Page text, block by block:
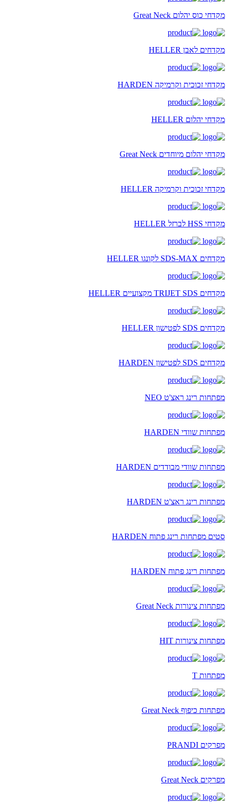
מקדחי כוס יהלום Great Neck
מקדחים לאבן HELLER
מקדחי זכוכית וקרמיקה HARDEN
מקדחי יהלום HELLER
מקדחי יהלום מיוחדים Great Neck
מקדחי זכוכית וקרמיקה HELLER
מקדחי HSS לברזל HELLER
מקדחים SDS-MAX לקונגו HELLER
מקדחים TRIJET SDS מקצועיים HELLER
מקדחים SDS לפטישון HELLER
מקדחים SDS לפטישון HARDEN
מפתחות רינג ראצ'ט NEO
מפתחות שוודי HARDEN
מפתחות שוודי מבודדים HARDEN
מפתחות רינג ראצ'ט HARDEN
סטים מפתחות רינג פתוח HARDEN
מפתחות רינג פתוח HARDEN
מפתחות צינורות Great Neck
מפתחות צינורות HIT
מפתחות T
מפתחות כיפוף Great Neck
מפרקים PRANDI
מפרקים Great Neck